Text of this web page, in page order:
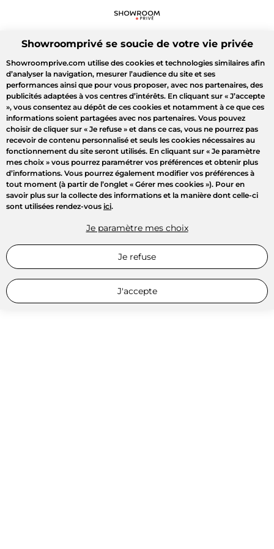
Showroomprivé se soucie de votre vie privée
Showroomprive.com utilise des cookies et technologies similaires afin
d’analyser la navigation, mesurer l’audience du site et ses
performances ainsi que pour vous proposer, avec nos partenaires, des
publicités adaptées à vos centres d’intérêts. En cliquant sur « J’accepte
», vous consentez au dépôt de ces cookies et notamment à ce que ces
informations soient partagées avec nos partenaires. Vous pouvez
choisir de cliquer sur « Je refuse » et dans ce cas, vous ne pourrez pas
recevoir de contenu personnalisé et seuls les cookies nécessaires au
fonctionnement du site seront utilisés. En cliquant sur « Je paramètre
mes choix » vous pourrez paramétrer vos préférences et obtenir plus
d’informations. Vous pourrez également modifier vos préférences à
tout moment (à partir de l’onglet « Gérer mes cookies »). Pour en
savoir plus sur la collecte des informations et la manière dont celle-ci
sont utilisées rendez-vous ici.
Je paramètre mes choix
Je refuse
J'accepte